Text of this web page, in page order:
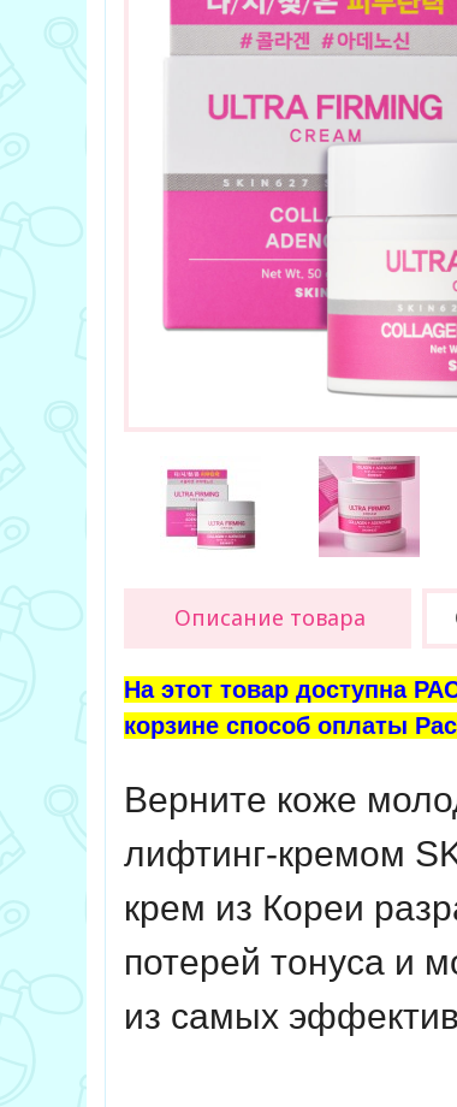
Описание товара
На этот товар доступна
корзине способ оплаты
Верните коже
лифтинг-кремом
крем из Кореи
потерей тонуса и
из самых